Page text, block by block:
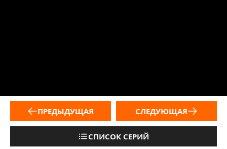
ПРЕДЫДУЩАЯ
СПИСОК СЕРИЙ
СЛЕДУЮЩАЯ